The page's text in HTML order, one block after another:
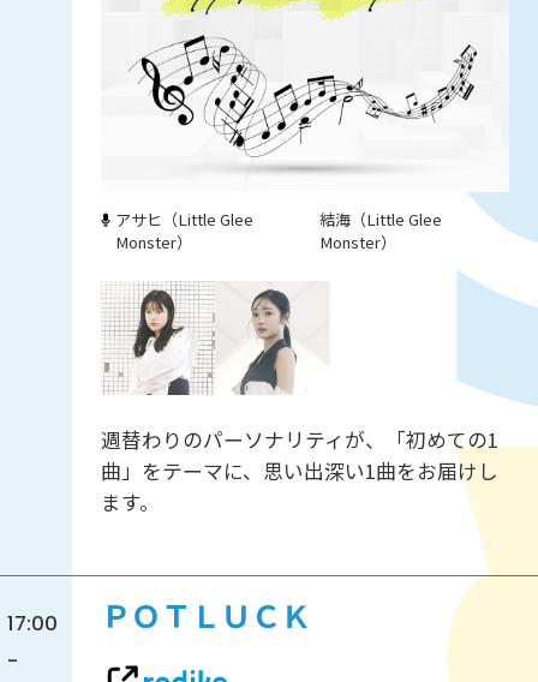
アサヒ（Little Glee
Monster）
結海（Little Glee
Monster）
週替わりのパーソナリティが、「初めての1
曲」をテーマに、思い出深い1曲をお届けし
ます。
17:00
-
ＰＯＴＬＵＣＫ